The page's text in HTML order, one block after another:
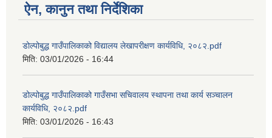
ऐन, कानुन तथा निर्देशिका
डोल्पोबुद्ध गाउँपालिकाको विद्यालय लेखापरीक्षण कार्यविधि, २०८२.pdf
मिति: 03/01/2026 - 16:44
डोल्पोबुद्ध गाउँपालिकाको गाउँसभा सचिवालय स्थापना तथा कार्य सञ्चालन
कार्यविधि, २०८२.pdf
मिति: 03/01/2026 - 16:43